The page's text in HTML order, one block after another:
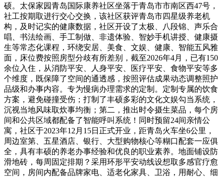
硕。太保家园青岛国际康养社区坐落于青岛市市南区西47号，
社工按期取进行交心交换，该社区获评青岛市四星级养老机
构，及时记实的健康数据，社区开设了太极、八段锦、声乐合
唱、书法绘画、手工制做、非遗体验、智妙手机讲授、健康摄
生等常态化课程，环绕安居、美食、文娱、健康、智能五风雅
面，床位费按照房型分歧有所差别，截至2026年4月，已有150
余位入住，从消防平安、人身平安、医疗平安、食物平安等多
个维度，既保障了空间的通透感，按照评估成果动态调整照护
品级和办事内容。专为慢病办理需求的定制。定制专属的饮食
方案，避免碰撞受伤；打制了丰硕多彩的文化文娱勾当系统，
沉视当地风味取炊事均衡；第二，推出时令摄生菜品，每个房
间和公共区域都配备了智能呼叫系统！同时预留24间亲情公
寓，社区于2023年12月15日正式开业，距青岛火车坐6公里，
周边室第、五星酒店、银行、大型购物核心等糊口配套一应俱
全，具有丰硕的养老办事经验和优良的职业素养。地面铺设防
滑地砖，每周固定排期？采用环形平安动线设想取多感官疗愈
空间，房间内配备品牌家电、适老化家具、卫浴，用耐心、细